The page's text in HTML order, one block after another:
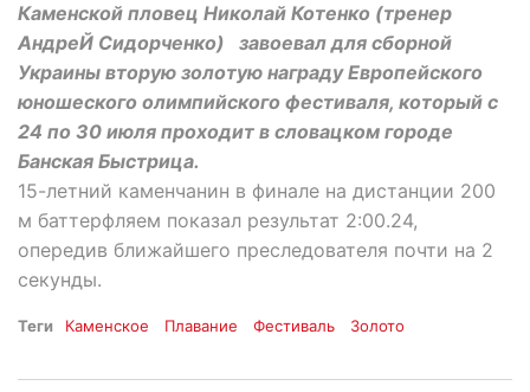
Каменской пловец Николай Котенко (тренер
АндреЙ Сидорченко) завоевал для сборной
Украины вторую золотую награду Европейского
юношеского олимпийского фестиваля, который с
24 по 30 июля проходит в словацком городе
Банская Быстрица.
15-летний каменчанин в финале на дистанции 200
м баттерфляем показал результат 2:00.24,
опередив ближайшего преследователя почти на 2
секунды.
Теги Каменское Плавание Фестиваль Золото